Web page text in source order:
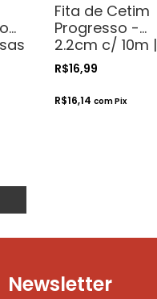
Fita de Cetim
Progresso -
2.2cm c/ 10m |
Vermelha
R$16,99
R$16,14comPix
Newsletter